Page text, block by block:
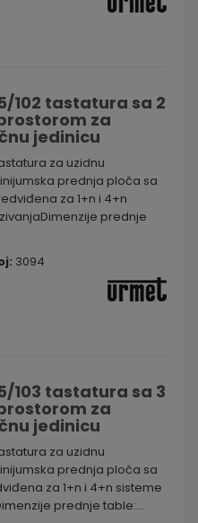
saznali više o našem
vaš interfonski sistem.
102 tastatura sa 2
za
jedinicu
za uzidnu
prednja ploča sa
za 1+n i 4+n
prednje
3094
103 tastatura sa 3
za
jedinicu
za uzidnu
prednja ploča sa
za 1+n i 4+n sisteme
prednje table:...